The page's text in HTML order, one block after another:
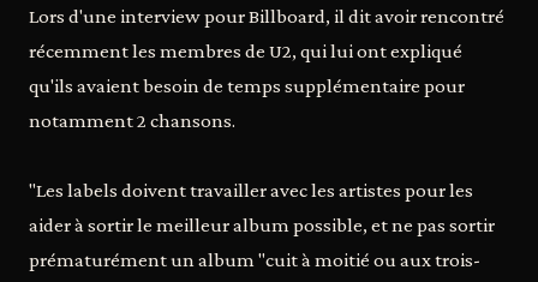
Lors d'une interview pour Billboard, il dit avoir rencontré
récemment les membres de U2, qui lui ont expliqué
qu'ils avaient besoin de temps supplémentaire pour
notamment 2 chansons.
"Les labels doivent travailler avec les artistes pour les
aider à sortir le meilleur album possible, et ne pas sortir
prématurément un album "cuit à moitié ou aux trois-